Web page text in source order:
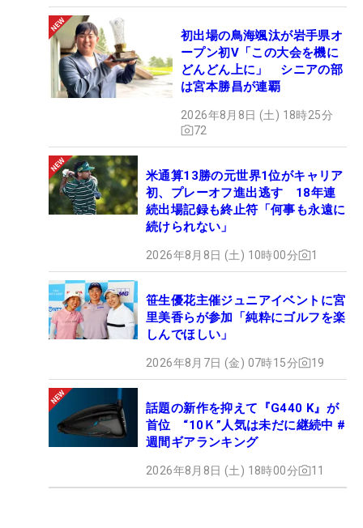
初出場の鳥海颯汰が岩手県オ
ープン初V「この大会を機に
どんどん上に」 シニアの部
は宮本勝昌が連覇
2026年8月8日 (土) 18時25分
72
米通算13勝の元世界1位がキャリア
初、プレーオフ進出逃す 18年連
続出場記録も終止符「何事も永遠に
続けられない」
2026年8月8日 (土) 10時00分 1
笹生優花主催ジュニアイベントに宮
里美香らが参加「純粋にゴルフを楽
しんでほしい」
2026年8月7日 (金) 07時15分 19
話題の新作を抑えて『G440 K』が
首位 “10Ｋ”人気は未だに継続中 #
週間ギアランキング
2026年8月8日 (土) 18時00分 11